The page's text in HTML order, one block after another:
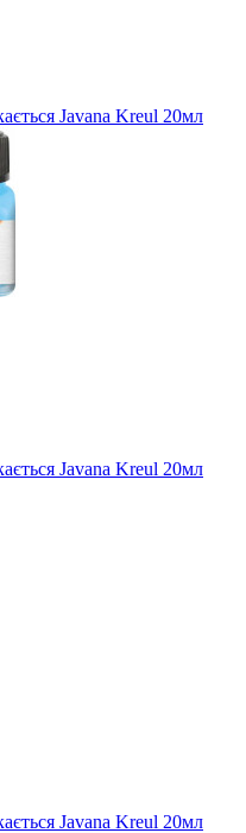
Javana Kreul 20мл
Javana Kreul 20мл
Javana Kreul 20мл